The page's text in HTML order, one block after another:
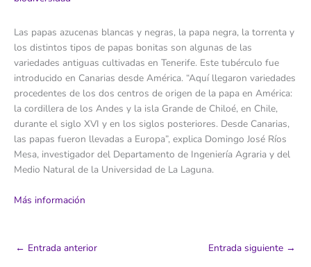
Las papas azucenas blancas y negras, la papa negra, la torrenta y
los distintos tipos de papas bonitas son algunas de las
variedades antiguas cultivadas en Tenerife. Este tubérculo fue
introducido en Canarias desde América. “Aquí llegaron variedades
procedentes de los dos centros de origen de la papa en América:
la cordillera de los Andes y la isla Grande de Chiloé, en Chile,
durante el siglo XVI y en los siglos posteriores. Desde Canarias,
las papas fueron llevadas a Europa”, explica Domingo José Ríos
Mesa, investigador del Departamento de Ingeniería Agraria y del
Medio Natural de la Universidad de La Laguna.
Más información
← Entrada anterior Entrada siguiente →